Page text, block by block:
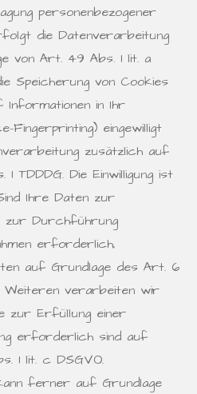
personenbezogener
die Datenverarbeitung
von Art. 49 Abs. 1 lit. a
Speicherung von Cookies
in Ihr
Fingerprinting) eingewilligt
zusätzlich auf
TDDDG. Die Einwilligung ist
Ihre Daten zur
Durchführung
erforderlich,
auf Grundlage des Art. 6
Weiteren verarbeiten wir
zur Erfüllung einer
erforderlich sind auf
1 lit. c DSGVO.
ferner auf Grundlage